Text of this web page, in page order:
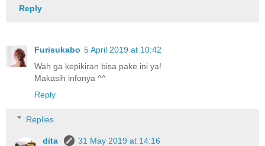
Reply
Furisukabo 5 April 2019 at 10:42
Wah ga kepikiran bisa pake ini ya!
Makasih infonya ^^
Reply
Replies
dita
31 May 2019 at 14:16